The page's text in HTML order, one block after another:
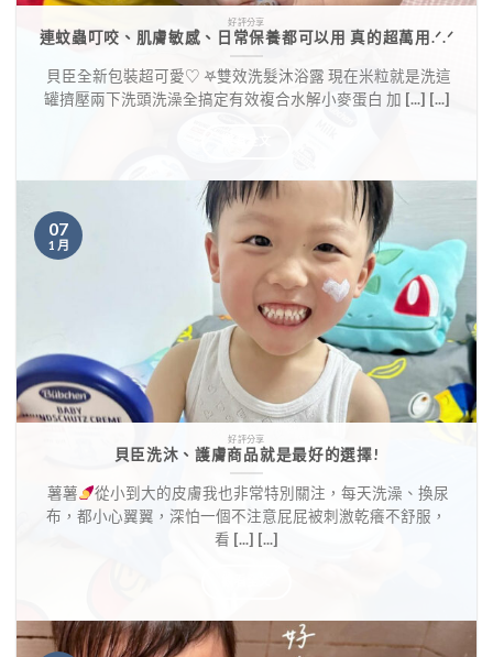
好評分享
連蚊蟲叮咬、肌膚敏感、日常保養都可以用 真的超萬用.ᐟ.ᐟ
​ 貝臣全新包裝超可愛♡ ​𖤐雙效洗髮沐浴露 現在米粒就是洗這
罐擠壓兩下洗頭洗澡全搞定有效複合水解小麥蛋白 加 [...] [...]
好評分享
貝臣洗沐、護膚商品就是最好的選擇!
​ 薯薯
從小到大的皮膚我也非常特別關注，每天洗澡、換尿
布，都小心翼翼，深怕一個不注意屁屁被刺激乾癢不舒服，
看 [...] [...]
07
1 月